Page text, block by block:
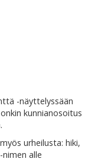
-näyttelyssään
kunnianosoitus
urheilusta: hiki,
alle